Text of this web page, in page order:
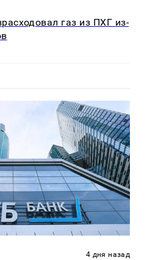
газ из ПХГ из-
4 дня назад